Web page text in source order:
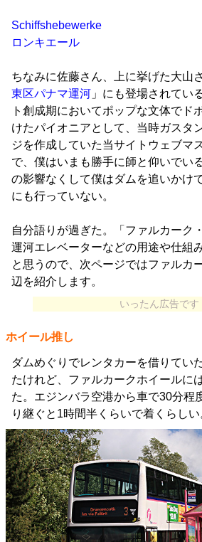
Schiffshebewerke
ロンキエール
ちなみに佐藤さん、上に挙げた大山
東区パナマ運河 」にも登場されてい
ト創成期においてポップな文体でド
けたパイオニアとして、当時ガスタ
ジを作成していた当サイトウェブマ
で、僕はいまも勝手に師と仰いでい
の影響なくして僕はダムを追いかけ
にも行っていない。
自分語りが過ぎた。「ファルカーク
運河エレベーターなどの用途や仕組
と思うので、次ページではファルカ
辺を紹介します。
いったん広告です
ホイール推し
ダムめぐりでレンタカーを借りてい
たけれど、ファルカークホイールに
た。エジンバラ空港から車で30分程
り継ぐと1時間半くらいで着くらしい